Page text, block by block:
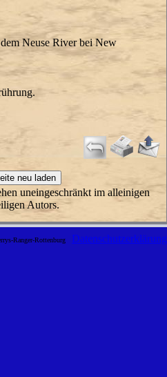
Neuse River bei New
uneingeschränkt im alleinigen
Autors.
Ranger-Rottenburg Datenschutzerklärung